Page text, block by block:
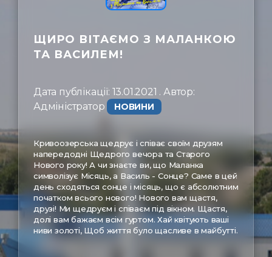
ЩИРО ВІТАЄМО З МАЛАНКОЮ
ТА ВАСИЛЕМ!
Дата публікації: 13.01.2021 . Автор:
Адміністратор ㅤ
НОВИНИ
Кривоозерська щедрує і співає своїм друзям
напередодні Щедрого вечора та Старого
Нового року! А чи знаєте ви, що Маланка
символізує Місяць, а Василь - Сонце? Саме в цей
день сходяться сонце і місяць, що є абсолютним
початком всього нового! Нового вам щастя,
друзі! Ми щедруєм і співаєм під вікном. Щастя,
долі вам бажаєм всім гуртом. Хай квітують ваші
ниви золоті, Щоб життя було щасливе в майбутті.